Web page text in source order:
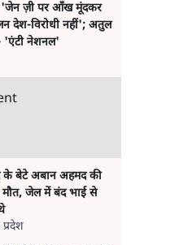
'जेन ज़ी पर आँख मूंदकर
देश-विरोधी नहीं'; अतुल
'एंटी नेशनल'
बेटे अबान अहमद की
जेल में बंद भाई से
प्रदेश